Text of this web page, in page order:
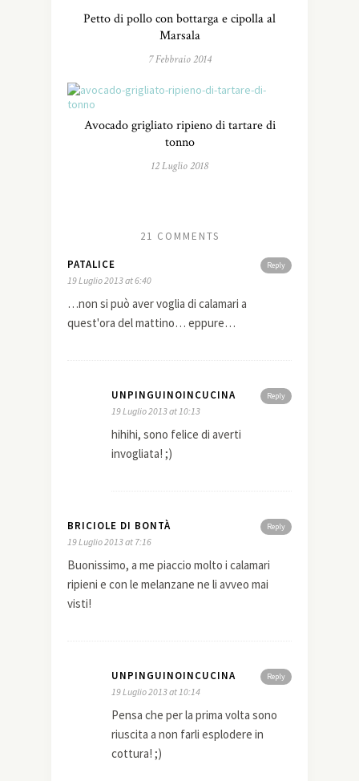
Petto di pollo con bottarga e cipolla al
Marsala
7 Febbraio 2014
Avocado grigliato ripieno di tartare di
tonno
12 Luglio 2018
21 COMMENTS
Reply
PATALICE
19 Luglio 2013 at 6:40
…non si può aver voglia di calamari a
quest'ora del mattino… eppure…
Reply
UNPINGUINOINCUCINA
19 Luglio 2013 at 10:13
hihihi, sono felice di averti
invogliata! ;)
Reply
BRICIOLE DI BONTÀ
19 Luglio 2013 at 7:16
Buonissimo, a me piaccio molto i calamari
ripieni e con le melanzane ne li avveo mai
visti!
Reply
UNPINGUINOINCUCINA
19 Luglio 2013 at 10:14
Pensa che per la prima volta sono
riuscita a non farli esplodere in
cottura! ;)